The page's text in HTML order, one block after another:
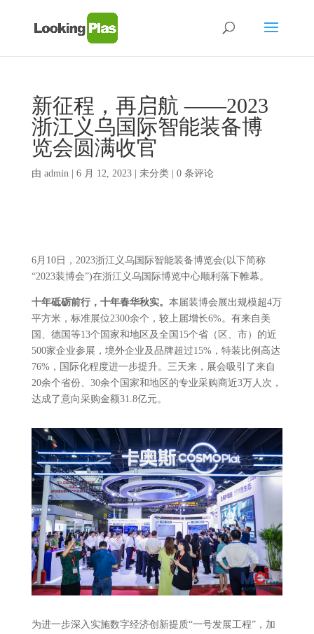
新征程，再启航 ——2023
浙江义乌国际智能装备博
览会圆满收官
由 admin| 6 月 12, 2023| 未分类 | 0 条评论
6月10日，2023浙江义乌国际智能装备博览会(以下简称
“2023装博会”)在浙江义乌国际博览中心顺利落下帷幕。
十年砥砺前行，十年春华秋实。 本届装博会展出规模超4万
平方米，标准展位2300余个，较上届增长6%。有来自美
国、德国等13个国家和地区及全国15个省（区、市）的近
500家企业参展，境外企业及品牌超过15%，特装比例高达
76%，国际化程度进一步提升。三天来，展会吸引了来自
20余个省份、30余个国家和地区的专业采购商近3万人次，
达成了意向采购金额31.8亿元。
为进一步深入实施数字经济创新提质“一号发展工程”，加